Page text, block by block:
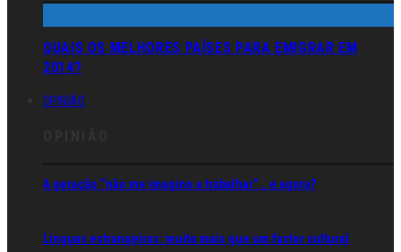
QUAIS OS MELHORES PAÍSES PARA EMIGRAR EM
2014?
OPINIÃO
A geração “não me imagino a trabalhar”… e agora?
Línguas estrangeiras: muito mais que um factor cultural